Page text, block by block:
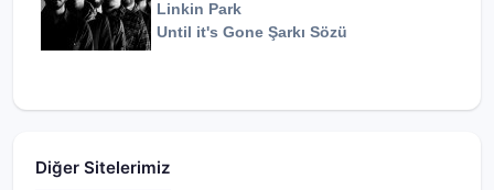
Linkin Park
Until it's Gone Şarkı Sözü
Diğer Sitelerimiz